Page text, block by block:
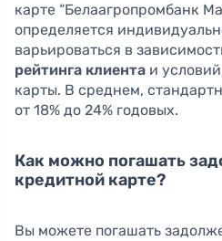
карте “Белаагропромбанк
определяется
варьироваться в
рейтинга клиента и
карты. В среднем,
от 18% до 24% годовых.
Как можно погашать
кредитной карте?
Вы можете погашать